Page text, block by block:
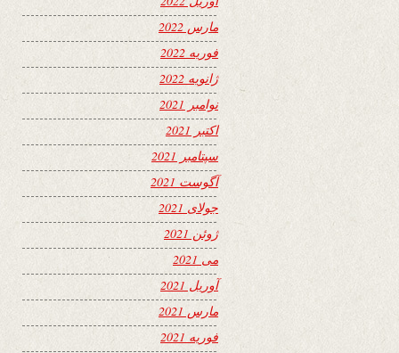
مارس 2022
فوریه 2022
ژانویه 2022
نوامبر 2021
اکتبر 2021
سپتامبر 2021
آگوست 2021
جولای 2021
ژوئن 2021
می 2021
آوریل 2021
مارس 2021
فوریه 2021